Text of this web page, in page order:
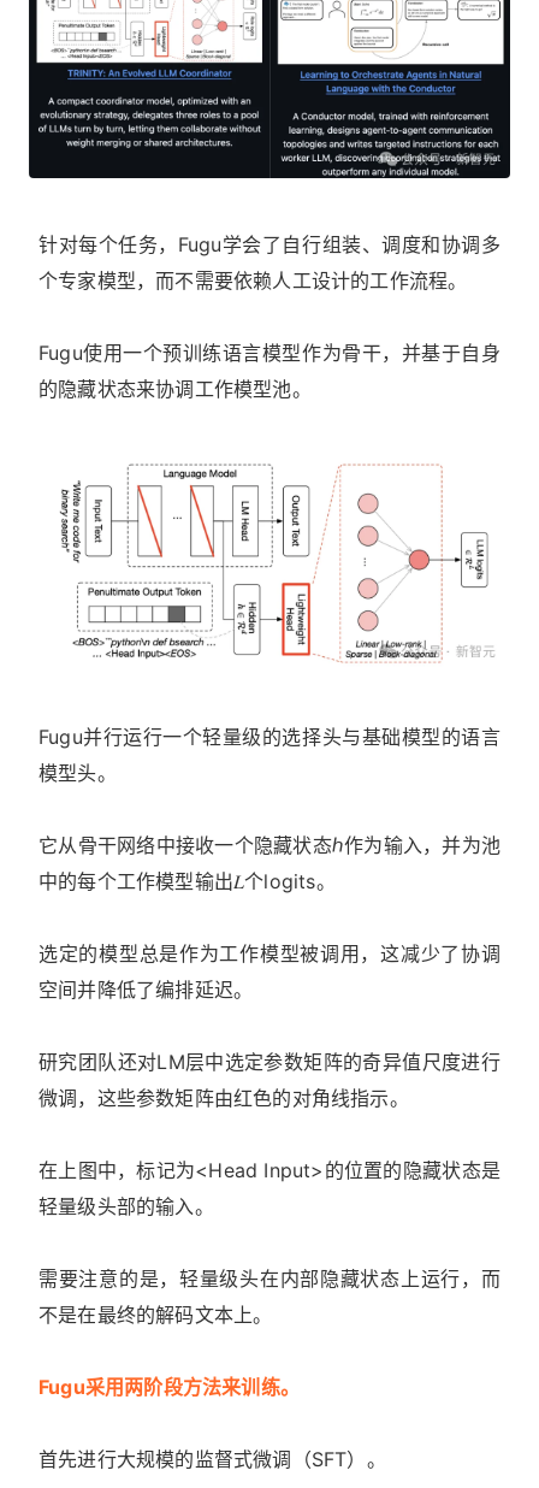
针对每个任务，Fugu学会了自行组装、调度和协调多
个专家模型，而不需要依赖人工设计的工作流程。
Fugu使用一个预训练语言模型作为骨干，并基于自身
的隐藏状态来协调工作模型池。
Fugu并行运行一个轻量级的选择头与基础模型的语言
模型头。
它从骨干网络中接收一个隐藏状态ℎ作为输入，并为池
中的每个工作模型输出𝐿个logits。
选定的模型总是作为工作模型被调用，这减少了协调
空间并降低了编排延迟。
研究团队还对LM层中选定参数矩阵的奇异值尺度进行
微调，这些参数矩阵由红色的对角线指示。
在上图中，标记为<Head Input>的位置的隐藏状态是
轻量级头部的输入。
需要注意的是，轻量级头在内部隐藏状态上运行，而
不是在最终的解码文本上。
Fugu采用两阶段方法来训练。
首先进行大规模的监督式微调（SFT）。